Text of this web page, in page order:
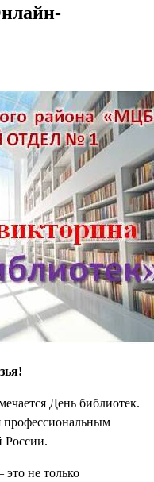
День библиотек.
профессиональным
России.
не только